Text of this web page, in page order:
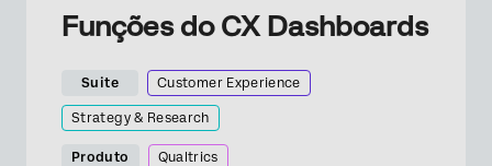
Funções do CX Dashboards
Suite Customer Experience
Strategy & Research
Produto Qualtrics